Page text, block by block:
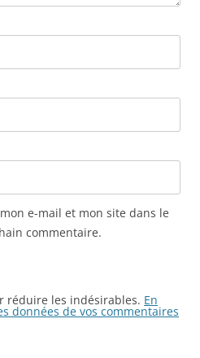
e-mail et mon site dans le
commentaire.
réduire les indésirables. En
données de vos commentaires